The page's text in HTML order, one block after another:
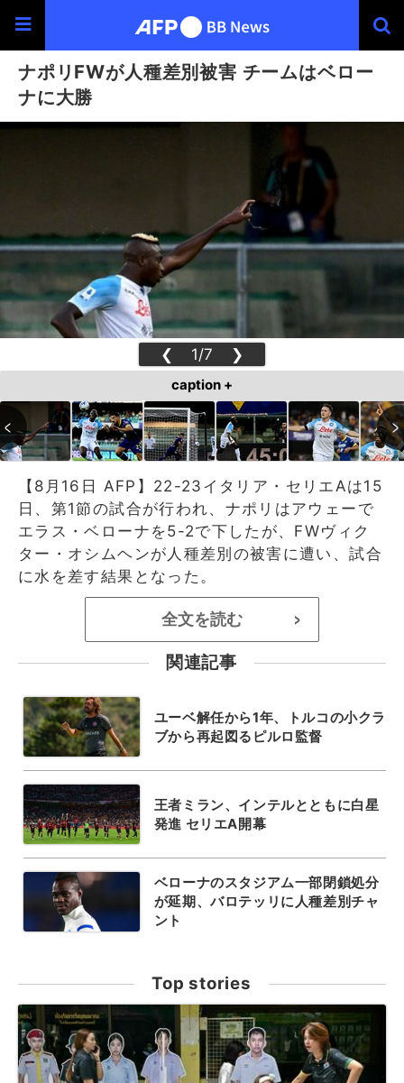
ナポリFWが人種差別被害 チームはベロー
ナに大勝
❮ 1/7 ❯
caption +
【8月16日 AFP】22-23イタリア・セリエAは15
日、第1節の試合が行われ、ナポリはアウェーで
エラス・ベローナを5-2で下したが、FWヴィク
ター・オシムヘンが人種差別の被害に遭い、試合
に水を差す結果となった。
全文を読む >
関連記事
ユーベ解任から1年、トルコの小クラ
ブから再起図るピルロ監督
王者ミラン、インテルとともに白星
発進 セリエA開幕
ベローナのスタジアム一部閉鎖処分
が延期、バロテッリに人種差別チャ
ント
Top stories